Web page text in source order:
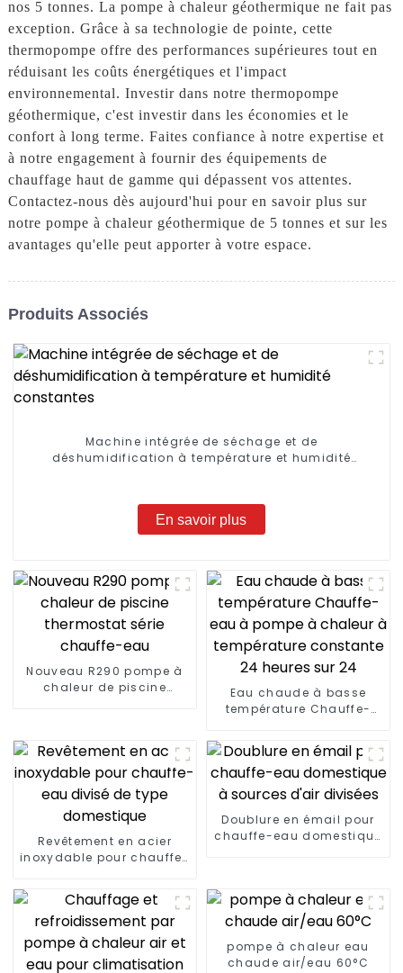
nos 5 tonnes. La pompe à chaleur géothermique ne fait pas
exception. Grâce à sa technologie de pointe, cette
thermopompe offre des performances supérieures tout en
réduisant les coûts énergétiques et l'impact
environnemental. Investir dans notre thermopompe
géothermique, c'est investir dans les économies et le
confort à long terme. Faites confiance à notre expertise et
à notre engagement à fournir des équipements de
chauffage haut de gamme qui dépassent vos attentes.
Contactez-nous dès aujourd'hui pour en savoir plus sur
notre pompe à chaleur géothermique de 5 tonnes et sur les
avantages qu'elle peut apporter à votre espace.
Produits Associés
Machine intégrée de séchage et de
déshumidification à température et humidité
En savoir plus
Nouveau R290 pompe à
chaleur de piscine
Eau chaude à basse
température Chauffe-
température constante
24 heures sur 24
Revêtement en acier
inoxydable pour chauffe-
Doublure en émail pour
chauffe-eau domestique
pompe à chaleur eau
chaude air/eau 60°C